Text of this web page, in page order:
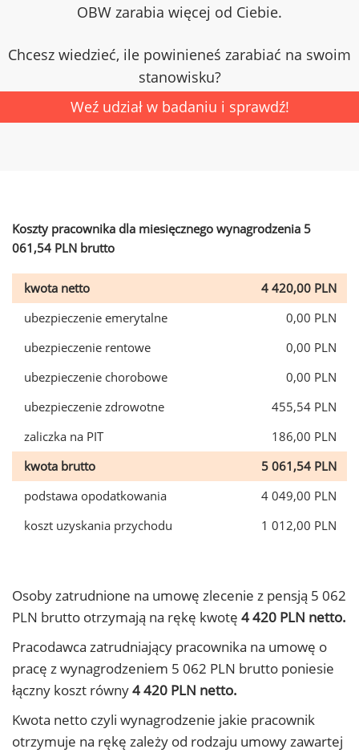
OBW zarabia więcej od Ciebie.
Chcesz wiedzieć, ile powinieneś zarabiać na swoim
stanowisku?
Weź udział w badaniu i sprawdź!
Koszty pracownika dla miesięcznego wynagrodzenia 5
061,54 PLN brutto
kwota netto
4 420,00 PLN
ubezpieczenie emerytalne
0,00 PLN
ubezpieczenie rentowe
0,00 PLN
ubezpieczenie chorobowe
0,00 PLN
ubezpieczenie zdrowotne
455,54 PLN
zaliczka na PIT
186,00 PLN
kwota brutto
5 061,54 PLN
podstawa opodatkowania
4 049,00 PLN
koszt uzyskania przychodu
1 012,00 PLN
Osoby zatrudnione na umowę zlecenie z pensją 5 062
PLN brutto otrzymają na rękę kwotę 4 420 PLN netto.
Pracodawca zatrudniający pracownika na umowę o
pracę z wynagrodzeniem 5 062 PLN brutto poniesie
łączny koszt równy4 420 PLN netto.
Kwota netto czyli wynagrodzenie jakie pracownik
otrzymuje na rękę zależy od rodzaju umowy zawartej